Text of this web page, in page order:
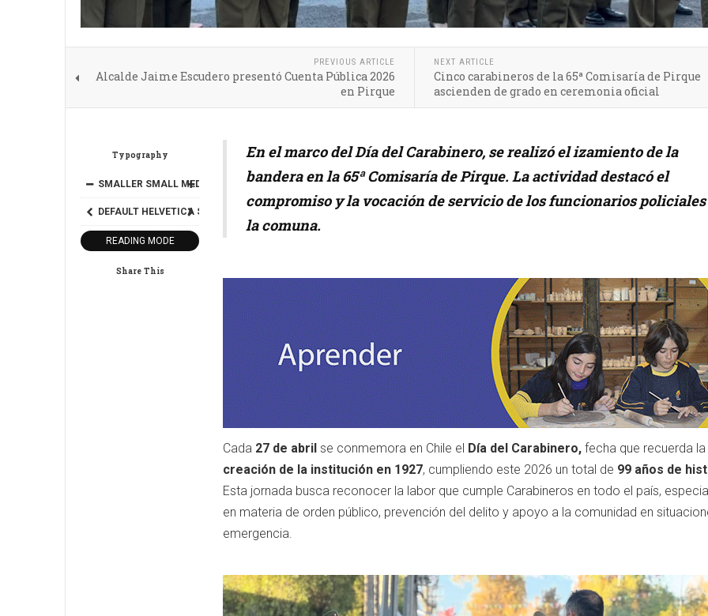
PREVIOUS ARTICLE
Alcalde Jaime Escudero presentó Cuenta Pública 2026
en Pirque
NEXT ARTICLE
Cinco carabineros de la 65ª Comisaría de Pirque
ascienden de grado en ceremonia oficial
Typography
SMALLER SMALL MEDIUM BIGGER
DEFAULT HELVETICA SEGOE TIMES
READING MODE
Share This
En el marco del Día del Carabinero, se realizó el izamiento de la
bandera en la 65ª Comisaría de Pirque. La actividad destacó el
compromiso y la vocación de servicio de los funcionarios
la comuna.
Cada 27 de abril se conmemora en Chile el Día del Carabinero, fecha que recuerda la
creación de la institución en 1927, cumpliendo este 2026 un total de 99 años de
Esta jornada busca reconocer la labor que cumple Carabineros en todo el país,
en materia de orden público, prevención del delito y apoyo a la comunidad en
emergencia.